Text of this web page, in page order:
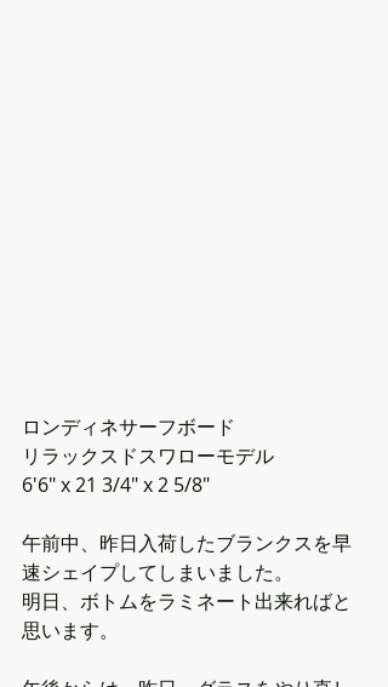
ロンディネサーフボード
リラックスドスワローモデル
6'6" x 21 3/4" x 2 5/8"
午前中、昨日入荷したブランクスを早
速シェイプしてしまいました。
明日、ボトムをラミネート出来ればと
思います。